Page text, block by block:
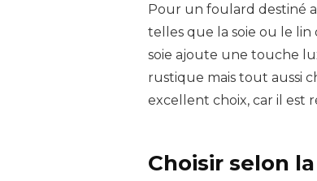
Pour un foulard destiné
telles que la soie ou le
soie ajoute une touche
rustique mais tout aussi
excellent choix, car il est
Choisir selon